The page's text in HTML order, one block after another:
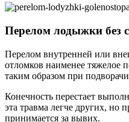
Перелом лодыжки без
Перелом внутренней или
отломков наименее тяжелое
таким образом при
Конечность перестает
эта травма легче других, но
принимается за вывих.